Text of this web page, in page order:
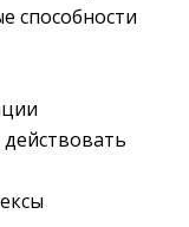
способности